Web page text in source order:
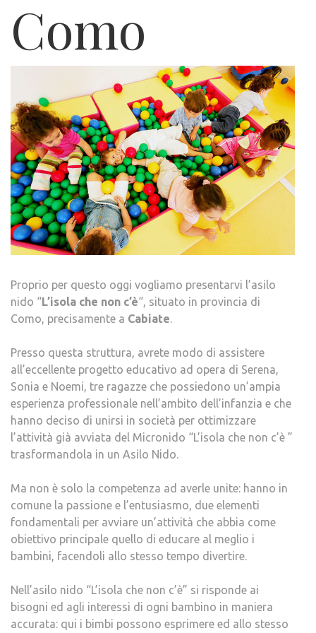
Como
Proprio per questo oggi vogliamo presentarvi l’asilo
nido “L’isola che non c’è“, situato in provincia di
Como, precisamente a Cabiate.
Presso questa struttura, avrete modo di assistere
all’eccellente progetto educativo ad opera di Serena,
Sonia e Noemi, tre ragazze che possiedono un’ampia
esperienza professionale nell’ambito dell’infanzia e che
hanno deciso di unirsi in società per ottimizzare
l’attività già avviata del Micronido “L’isola che non c’è ”
trasformandola in un Asilo Nido.
Ma non è solo la competenza ad averle unite: hanno in
comune la passione e l’entusiasmo, due elementi
fondamentali per avviare un’attività che abbia come
obiettivo principale quello di educare al meglio i
bambini, facendoli allo stesso tempo divertire.
Nell’asilo nido “L’isola che non c’è” si risponde ai
bisogni ed agli interessi di ogni bambino in maniera
accurata: qui i bimbi possono esprimere ed allo stesso